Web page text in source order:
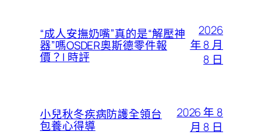
“成人安撫奶嘴”真的是“解壓神
器”嗎OSDER奧斯德零件報
價？| 時評
2026
年 8 月
8 日
小兒秋冬疾病防護全領台
包養心得導
2026 年 8
月 8 日